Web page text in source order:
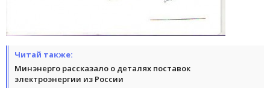
Читай также:
Минэнерго рассказало о деталях поставок
электроэнергии из России